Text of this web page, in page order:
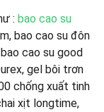
: bao cao su
bao cao su đôn
cao su good
gel bôi trơn
chống xuất tinh
xịt longtime,